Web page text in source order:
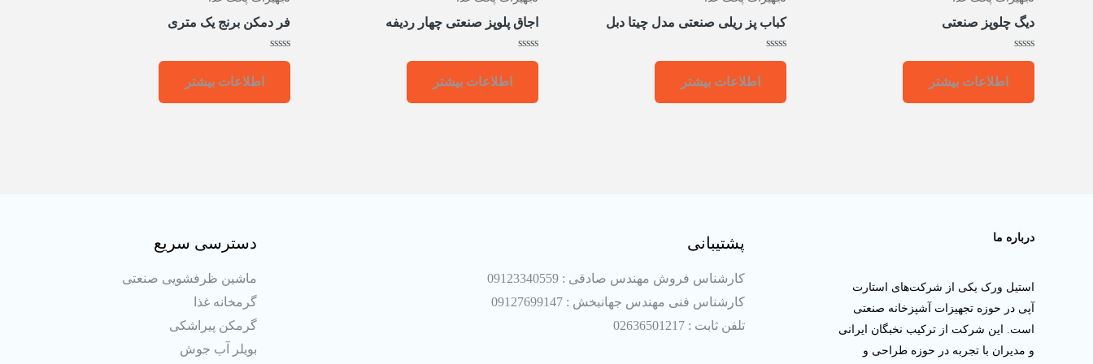
دیگ چلوپز صنعتی
امتیاز
اطلاعات بیشتر
کباب پز ریلی صنعتی مدل چیتا دبل
امتیاز
اطلاعات بیشتر
اجاق پلوپز صنعتی چهار ردیفه
امتیاز
اطلاعات بیشتر
فر دمکن برنج یک متری
امتیاز
اطلاعات بیشتر
درباره ما
استیل ورک یکی از شرکت‌های استارت
آپی در حوزه تجهیزات آشپزخانه صنعتی
است. این شرکت از ترکیب نخبگان ایرانی
و مدیران با تجربه در حوزه طراحی و
پشتیبانی
کارشناس فروش مهندس صادقی : 09123340559
کارشناس فنی مهندس جهانبخش : 09127699147
تلفن ثابت : 02636501217
دسترسی سریع
ماشین ظرفشویی صنعتی
گرمخانه غذا
گرمکن پیراشکی
بویلر آب جوش